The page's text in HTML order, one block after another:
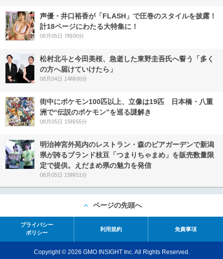
声優・井口裕香が「FLASH」で圧巻のスタイルを披露！
計18ページにわたる大特集に！
08月05日 7時00分
松村北斗と今田美桜、急逝した東野圭吾氏へ誓う「多く
の方へ届けていけたら」
08月04日 14時00分
街中にポケモン100匹以上、立像は19匹 日本橋・八重
洲で“伝説のポケモン”を巡る謎解き
08月05日 15時55分
明治神宮外苑内のレストラン・森のビアガーデンで新潟
県が誇るブランド枝豆「つまりちゃまめ」を販売数量限
定で提供。えだまめ県の魅力を発信
08月05日 15時51分
ページの先頭へ
プライバシー
ポリシー
利用規約 免責事項
Copyright © 2026 GMO INSIGHT Inc. All Rights Reserved.